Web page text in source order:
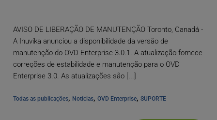
AVISO DE LIBERAÇÃO DE MANUTENÇÃO Toronto, Canadá -
A Inuvika anunciou a disponibilidade da versão de
manutenção do OVD Enterprise 3.0.1. A atualização fornece
correções de estabilidade e manutenção para o OVD
Enterprise 3.0. As atualizações são [...]
Todas as publicações, Notícias, OVD Enterprise, SUPORTE